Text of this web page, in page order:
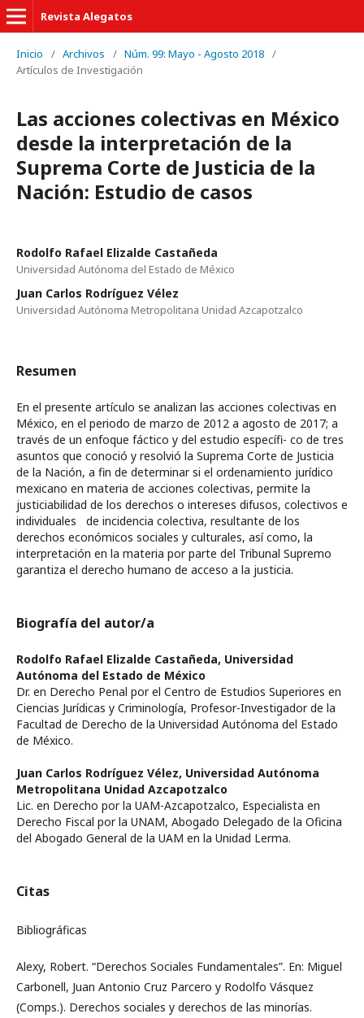
Revista Alegatos
Inicio / Archivos / Núm. 99: Mayo - Agosto 2018 /
Artículos de Investigación
Las acciones colectivas en México
desde la interpretación de la
Suprema Corte de Justicia de la
Nación: Estudio de casos
Rodolfo Rafael Elizalde Castañeda
Universidad Autónoma del Estado de México
Juan Carlos Rodríguez Vélez
Universidad Autónoma Metropolitana Unidad Azcapotzalco
Resumen
En el presente artículo se analizan las acciones colectivas en
México, en el periodo de marzo de 2012 a agosto de 2017; a
través de un enfoque fáctico y del estudio específi- co de tres
asuntos que conoció y resolvió la Suprema Corte de Justicia
de la Nación, a fin de determinar si el ordenamiento jurídico
mexicano en materia de acciones colectivas, permite la
justiciabilidad de los derechos o intereses difusos, colectivos e
individuales de incidencia colectiva, resultante de los
derechos económicos sociales y culturales, así como, la
interpretación en la materia por parte del Tribunal Supremo
garantiza el derecho humano de acceso a la justicia.
Biografía del autor/a
Rodolfo Rafael Elizalde Castañeda, Universidad
Autónoma del Estado de México
Dr. en Derecho Penal por el Centro de Estudios Superiores en
Ciencias Jurídicas y Criminología, Profesor-Investigador de la
Facultad de Derecho de la Universidad Autónoma del Estado
de México.
Juan Carlos Rodríguez Vélez, Universidad Autónoma
Metropolitana Unidad Azcapotzalco
Lic. en Derecho por la UAM-Azcapotzalco, Especialista en
Derecho Fiscal por la UNAM, Abogado Delegado de la Oficina
del Abogado General de la UAM en la Unidad Lerma.
Citas
Bibliográficas
Alexy, Robert. “Derechos Sociales Fundamentales”. En: Miguel
Carbonell, Juan Antonio Cruz Parcero y Rodolfo Vásquez
(Comps.). Derechos sociales y derechos de las minorías.